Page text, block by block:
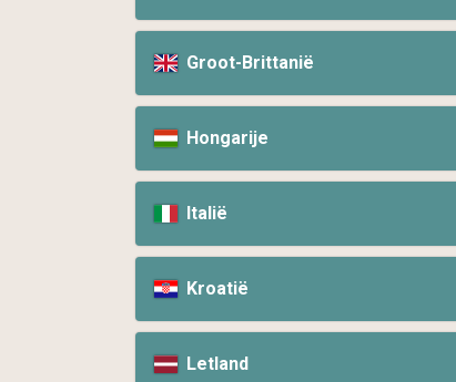
Groot-Brittanië
Hongarije
Italië
Kroatië
Letland